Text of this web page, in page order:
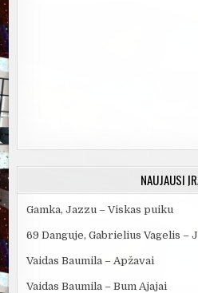
NAUJAUSI
Gamka, Jazzu – Viskas puiku
69 Danguje, Gabrielius Vagelis –
Vaidas Baumila – Apžavai
Vaidas Baumila – Bum Ajajai